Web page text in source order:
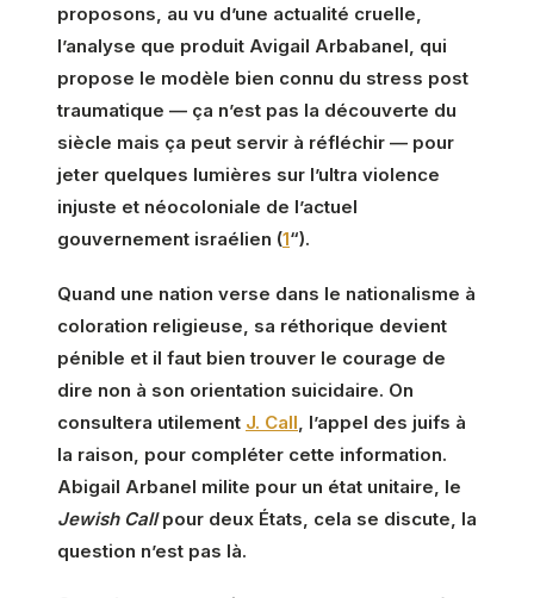
proposons, au vu d’une actualité cruelle,
l’analyse que produit Avigail Arbabanel, qui
propose le modèle bien connu du stress post
traumatique — ça n’est pas la découverte du
siècle mais ça peut servir à réfléchir — pour
jeter quelques lumières sur l’ultra violence
injuste et néocoloniale de l’actuel
gouvernement israélien (1“).
Quand une nation verse dans le nationalisme à
coloration religieuse, sa réthorique devient
pénible et il faut bien trouver le courage de
dire non à son orientation suicidaire. On
consultera utilement J. Call , l’appel des juifs à
la raison, pour compléter cette information.
Abigail Arbanel milite pour un état unitaire, le
Jewish Callpour deux États, cela se discute, la
question n’est pas là.